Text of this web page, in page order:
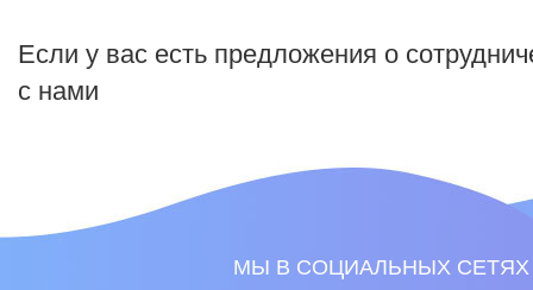
Если у вас есть предложения о
с нами